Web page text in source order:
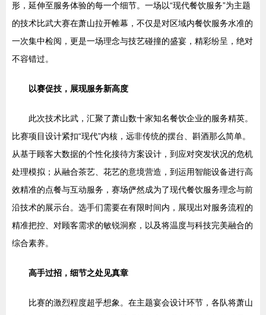
形，延伸至服务体验的每一个细节。一场以“现代餐饮服务”为主题
的技术比武大赛在萧山拉开帷幕，不仅是对区域内餐饮服务水准的
一次集中检阅，更是一场理念与技艺碰撞的盛宴，精彩纷呈，绝对
不容错过。
以赛促技，展现服务新高度
此次技术比武，汇聚了萧山数十家知名餐饮企业的服务精英。
比赛项目设计紧扣“现代”内核，远非传统的摆台、斟酒那么简单。
从基于顾客大数据的个性化接待方案设计，到应对突发状况的危机
处理模拟；从融合茶艺、花艺的意境营造，到运用智能设备进行高
效精准的点餐与互动服务，赛场俨然成为了现代餐饮服务理念与前
沿技术的展示台。选手们需要在有限时间内，展现出对服务流程的
精准把控、对顾客需求的敏锐洞察，以及将温度与科技完美融合的
综合素养。
高手过招，细节之处见真章
比赛的激烈程度超乎想象。在主题宴会设计环节，各队将萧山